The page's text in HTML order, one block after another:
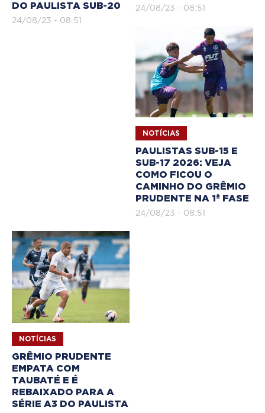
DO PAULISTA SUB-20
24/08/23 - 08:51
24/08/23 - 08:51
NOTÍCIAS
PAULISTAS SUB-15 E
SUB-17 2026: VEJA
COMO FICOU O
CAMINHO DO GRÊMIO
PRUDENTE NA 1ª FASE
24/08/23 - 08:51
NOTÍCIAS
GRÊMIO PRUDENTE
EMPATA COM
TAUBATÉ E É
REBAIXADO PARA A
SÉRIE A3 DO PAULISTA